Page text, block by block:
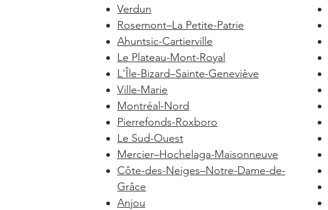
Verdun
Rosemont–La Petite-Patrie
Ahuntsic-Cartierville
Le Plateau-Mont-Royal
L'Île-Bizard–Sainte-Geneviève
Ville-Marie
Montréal-Nord
Pierrefonds-Roxboro
Le Sud-Ouest
Mercier–Hochelaga-Maisonneuve
Côte-des-Neiges–Notre-Dame-de-
Grâce
Anjou